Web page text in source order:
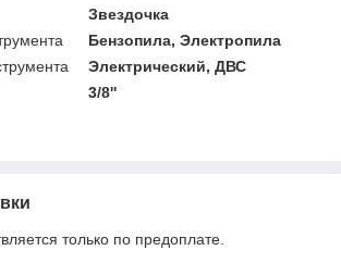
Звездочка
Бензопила, Электропила
Электрический, ДВС
3/8''
только по предоплате.